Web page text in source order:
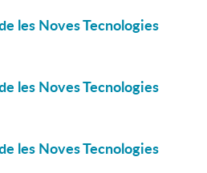
les Noves Tecnologies
les Noves Tecnologies
les Noves Tecnologies